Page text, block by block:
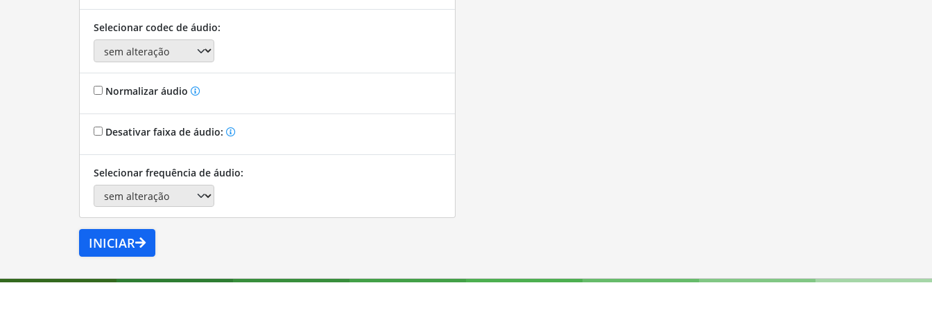
Selecionar codec de áudio:
Normalizar áudio
Desativar faixa de áudio:
Selecionar frequência de áudio:
INICIAR